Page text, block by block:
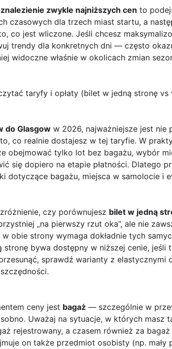
znalezienie zwykle najniższych cen to
czasowych dla trzech miast startu, a
co jest wliczone. Jeśli chcesz
trendy dla konkretnych dni — często
widoczne właśnie w okolicach zmian
taryfy i opłaty (bilet w jedną stronę
do Glasgow w 2026, najważniejsze jest nie
co realnie dostajesz w tej taryfie. W
obejmować tylko lot bez bagażu, wybór
się dopiero na etapie płatności. Dlatego
dotyczące bagażu, miejsca w samolocie i
czy porównujesz bilet w jedną
„na pierwszy rzut oka”, ale nie
obie strony wymaga dokładnie tych
stronę bywa dostępny w niższej cenie, jeśli
sprawdź warianty z elastycznymi
ceny jest bagaż — szczególnie w
Uważaj na sytuacje, w których masz
rejestrowany, a czasem również za
on także przedmiot osobisty (np.